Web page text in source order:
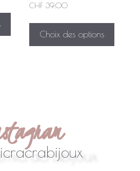
CHF 39.00
Choix des options